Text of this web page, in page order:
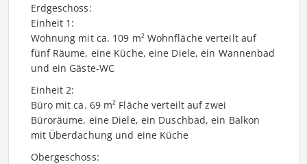
Erdgeschoss:
Einheit 1:
Wohnung mit ca. 109 m² Wohnfläche verteilt auf
fünf Räume, eine Küche, eine Diele, ein Wannenbad
und ein Gäste-WC
Einheit 2:
Büro mit ca. 69 m² Fläche verteilt auf zwei
Büroräume, eine Diele, ein Duschbad, ein Balkon
mit Überdachung und eine Küche
Obergeschoss: